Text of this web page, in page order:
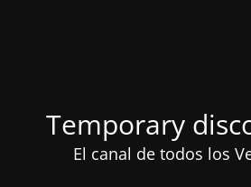
Temporary
El canal de todos los